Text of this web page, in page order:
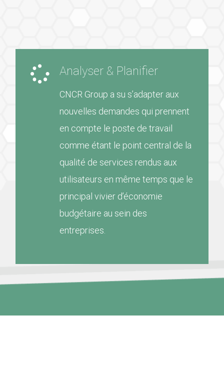
Analyser & Planifier
CNCR Group a su s’adapter aux
nouvelles demandes qui prennent
en compte le poste de travail
comme étant le point central de la
qualité de services rendus aux
utilisateurs en même temps que le
principal vivier d’économie
budgétaire au sein des
entreprises.